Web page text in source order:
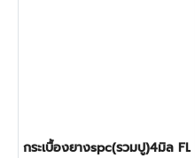
กระเบื้องยางspc(รวมปู)4มิล